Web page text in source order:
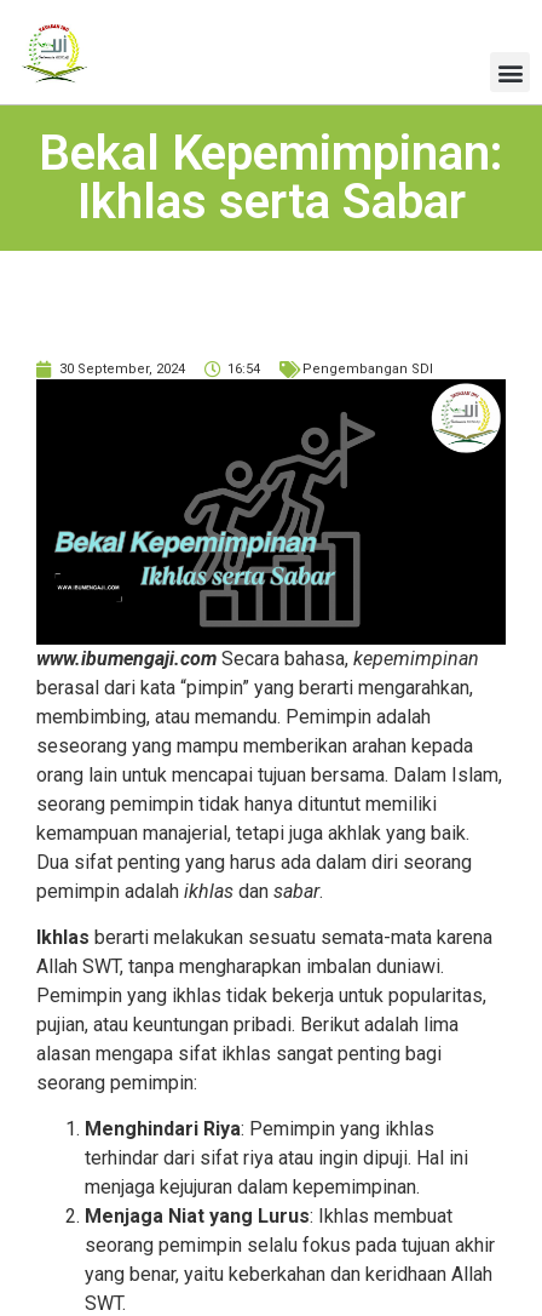
Bekal Kepemimpinan:
Ikhlas serta Sabar
30 September, 2024 16:54 Pengembangan SDI
www.ibumengaji.com Secara bahasa, kepemimpinan
berasal dari kata “pimpin” yang berarti mengarahkan,
membimbing, atau memandu. Pemimpin adalah
seseorang yang mampu memberikan arahan kepada
orang lain untuk mencapai tujuan bersama. Dalam Islam,
seorang pemimpin tidak hanya dituntut memiliki
kemampuan manajerial, tetapi juga akhlak yang baik.
Dua sifat penting yang harus ada dalam diri seorang
pemimpin adalah ikhlas dan sabar.
Ikhlas berarti melakukan sesuatu semata-mata karena
Allah SWT, tanpa mengharapkan imbalan duniawi.
Pemimpin yang ikhlas tidak bekerja untuk popularitas,
pujian, atau keuntungan pribadi. Berikut adalah lima
alasan mengapa sifat ikhlas sangat penting bagi
seorang pemimpin:
Menghindari Riya: Pemimpin yang ikhlas
terhindar dari sifat riya atau ingin dipuji. Hal ini
menjaga kejujuran dalam kepemimpinan.
Menjaga Niat yang Lurus: Ikhlas membuat
seorang pemimpin selalu fokus pada tujuan akhir
yang benar, yaitu keberkahan dan keridhaan Allah
SWT.